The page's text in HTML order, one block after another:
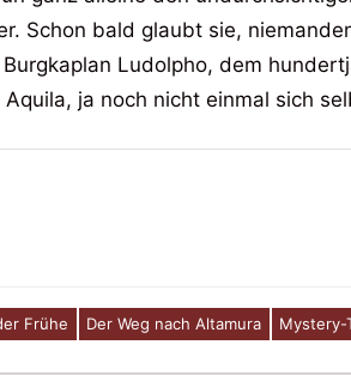
Schon bald glaubt sie,
Ludolpho, dem
ja noch nicht einmal sich
Frühe Der Weg nach Altamura Mystery-